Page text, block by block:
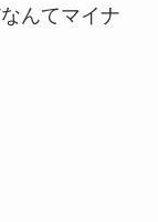
んてマイナ